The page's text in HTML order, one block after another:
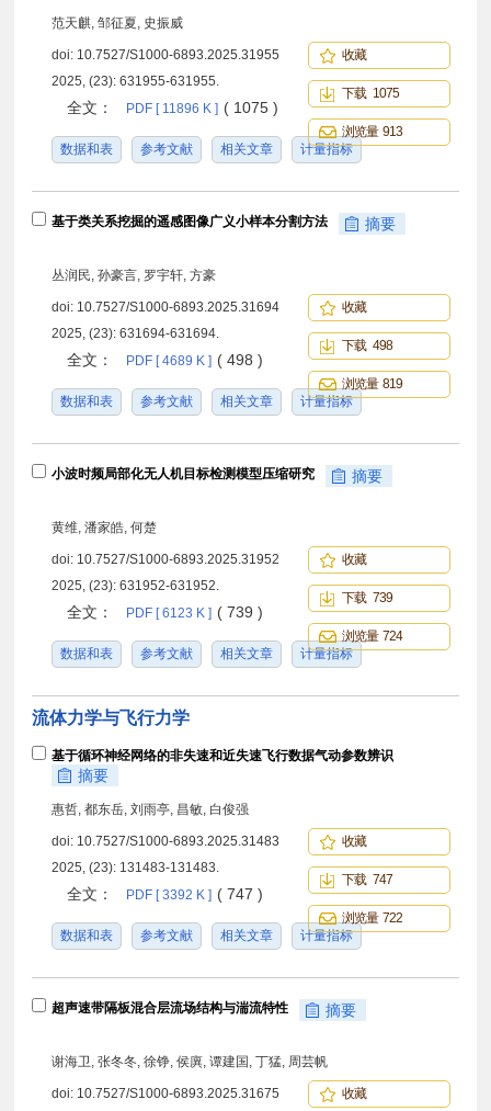
范天麒, 邹征夏, 史振威
doi: 10.7527/S1000-6893.2025.31955
2025, (23): 631955-631955.
全文： PDF [ 11896 K ] ( 1075 )
数据和表 参考文献 相关文章 计量指标
收藏
下载 1075
浏览量 913
基于类关系挖掘的遥感图像广义小样本分割方法 摘要
丛润民, 孙豪言, 罗宇轩, 方豪
doi: 10.7527/S1000-6893.2025.31694
2025, (23): 631694-631694.
全文： PDF [ 4689 K ] ( 498 )
数据和表 参考文献 相关文章 计量指标
收藏
下载 498
浏览量 819
小波时频局部化无人机目标检测模型压缩研究 摘要
黄维, 潘家皓, 何楚
doi: 10.7527/S1000-6893.2025.31952
2025, (23): 631952-631952.
全文： PDF [ 6123 K ] ( 739 )
数据和表 参考文献 相关文章 计量指标
收藏
下载 739
浏览量 724
流体力学与飞行力学
基于循环神经网络的非失速和近失速飞行数据气动参数辨识
摘要
惠哲, 都东岳, 刘雨亭, 昌敏, 白俊强
doi: 10.7527/S1000-6893.2025.31483
2025, (23): 131483-131483.
全文： PDF [ 3392 K ] ( 747 )
数据和表 参考文献 相关文章 计量指标
收藏
下载 747
浏览量 722
超声速带隔板混合层流场结构与湍流特性 摘要
谢海卫, 张冬冬, 徐铮, 侯廙, 谭建国, 丁猛, 周芸帆
doi: 10.7527/S1000-6893.2025.31675
收藏